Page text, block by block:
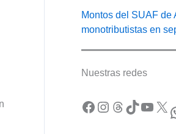
Montos del SUAF de
monotributistas en
Nuestras redes
Facebook Instagram Threads TikTok YouTube X WhatsApp